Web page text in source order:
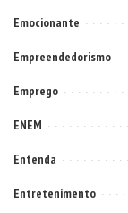
Emocionante
Empreendedorismo
Emprego
ENEM
Entenda
Entretenimento